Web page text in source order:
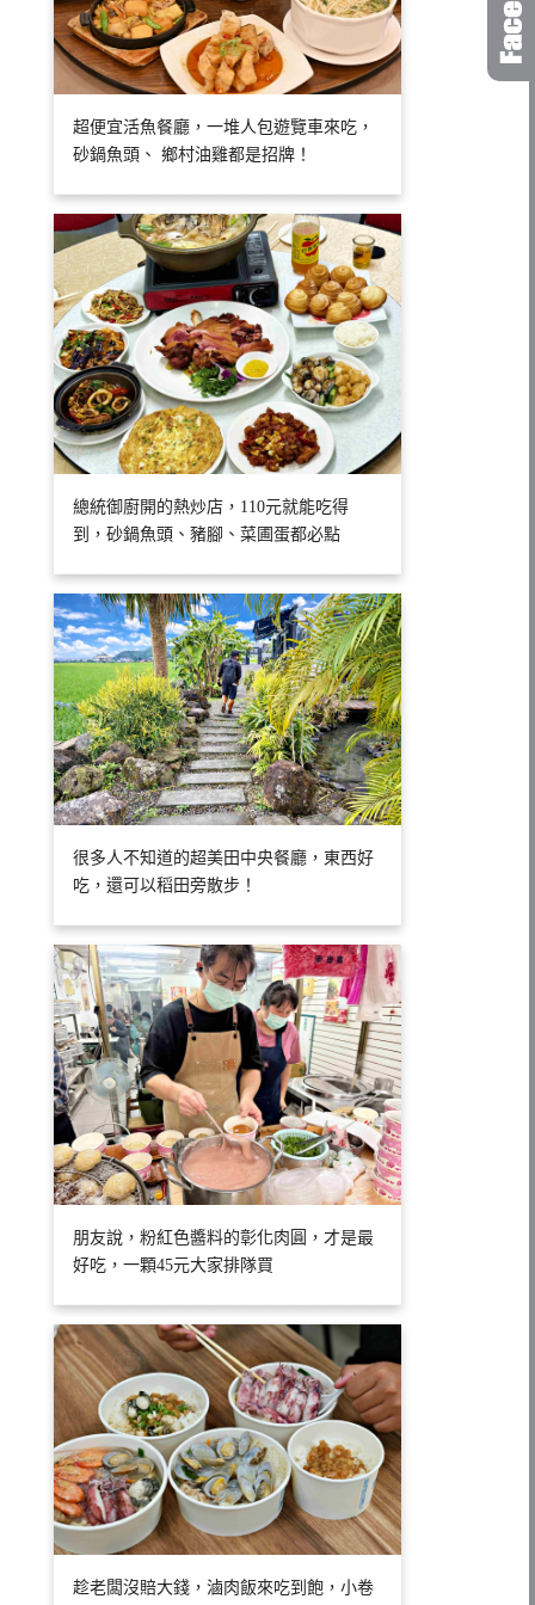
超便宜活魚餐廳，一堆人包遊覽車來吃，
砂鍋魚頭、 鄉村油雞都是招牌！
總統御廚開的熱炒店，110元就能吃得
到，砂鍋魚頭、豬腳、菜圃蛋都必點
很多人不知道的超美田中央餐廳，東西好
吃，還可以稻田旁散步！
朋友說，粉紅色醬料的彰化肉圓，才是最
好吃，一顆45元大家排隊買
趁老闆沒賠大錢，滷肉飯來吃到飽，小卷